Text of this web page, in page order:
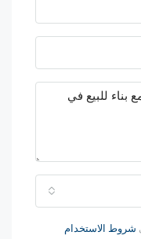
شروط الاستخدام